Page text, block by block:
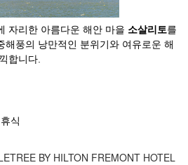
자리한 아름다운 해안 마을 소살리토를
해풍의 낭만적인 분위기와 여유로운 해
합니다.
식
BY HILTON FREMONT HOTEL